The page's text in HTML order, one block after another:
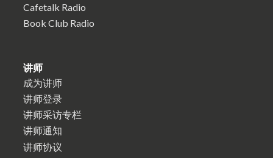
Cafetalk Radio
Book Club Radio
讲师
成为讲师
讲师登录
讲师采访专栏
讲师通知
讲师协议